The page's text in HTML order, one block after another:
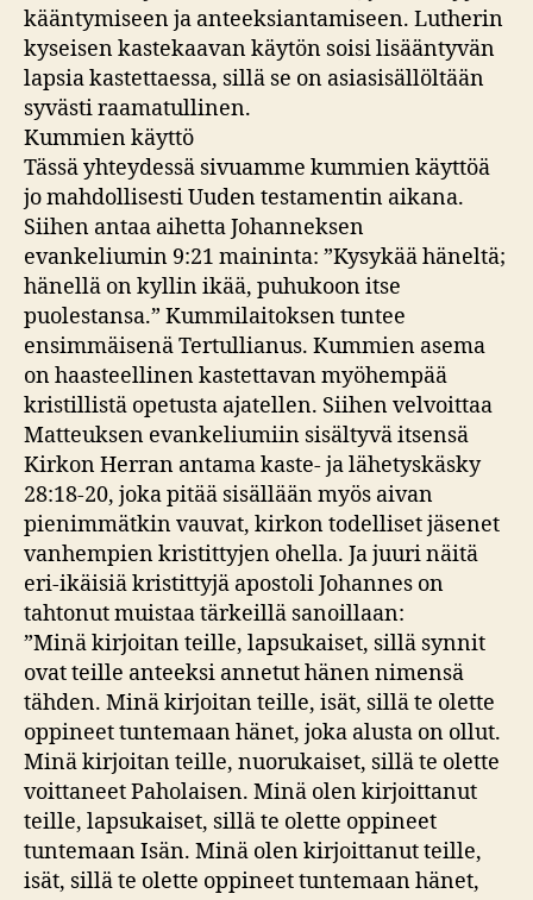
kääntymiseen ja anteeksiantamiseen. Lutherin
kyseisen kastekaavan käytön soisi lisääntyvän
lapsia kastettaessa, sillä se on asiasisällöltään
syvästi raamatullinen.
Kummien käyttö
Tässä yhteydessä sivuamme kummien käyttöä
jo mahdollisesti Uuden testamentin aikana.
Siihen antaa aihetta Johanneksen
evankeliumin 9:21 maininta: ”Kysykää häneltä;
hänellä on kyllin ikää, puhukoon itse
puolestansa.” Kummilaitoksen tuntee
ensimmäisenä Tertullianus. Kummien asema
on haasteellinen kastettavan myöhempää
kristillistä opetusta ajatellen. Siihen velvoittaa
Matteuksen evankeliumiin sisältyvä itsensä
Kirkon Herran antama kaste- ja lähetyskäsky
28:18-20, joka pitää sisällään myös aivan
pienimmätkin vauvat, kirkon todelliset jäsenet
vanhempien kristittyjen ohella. Ja juuri näitä
eri-ikäisiä kristittyjä apostoli Johannes on
tahtonut muistaa tärkeillä sanoillaan:
”Minä kirjoitan teille, lapsukaiset, sillä synnit
ovat teille anteeksi annetut hänen nimensä
tähden. Minä kirjoitan teille, isät, sillä te olette
oppineet tuntemaan hänet, joka alusta on ollut.
Minä kirjoitan teille, nuorukaiset, sillä te olette
voittaneet Paholaisen. Minä olen kirjoittanut
teille, lapsukaiset, sillä te olette oppineet
tuntemaan Isän. Minä olen kirjoittanut teille,
isät, sillä te olette oppineet tuntemaan hänet,